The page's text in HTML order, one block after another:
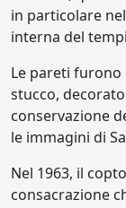
in particolare
interna del
Le pareti
stucco,
conservazione
le immagini di
Nel 1963, il
consacrazione